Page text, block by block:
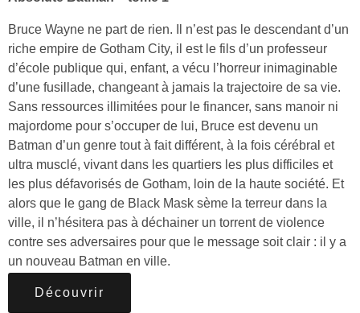
Bruce Wayne ne part de rien. Il n’est pas le descendant d’un
riche empire de Gotham City, il est le fils d’un professeur
d’école publique qui, enfant, a vécu l’horreur inimaginable
d’une fusillade, changeant à jamais la trajectoire de sa vie.
Sans ressources illimitées pour le financer, sans manoir ni
majordome pour s’occuper de lui, Bruce est devenu un
Batman d’un genre tout à fait différent, à la fois cérébral et
ultra musclé, vivant dans les quartiers les plus difficiles et
les plus défavorisés de Gotham, loin de la haute société. Et
alors que le gang de Black Mask sème la terreur dans la
ville, il n’hésitera pas à déchainer un torrent de violence
contre ses adversaires pour que le message soit clair : il y a
un nouveau Batman en ville.
Découvrir